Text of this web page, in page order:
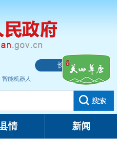
长者模式
智能机器人
情 新闻